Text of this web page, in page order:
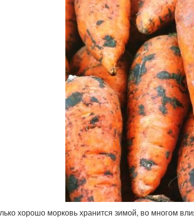
хорошо морковь хранится зимой, во многом